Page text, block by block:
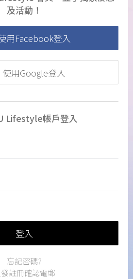
及活動！
用Facebook登入
使用Google登入
Lifestyle帳戶登入
登入
忘記密碼?
註冊確認電郵